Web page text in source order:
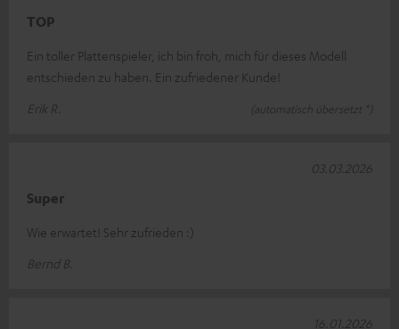
TOP
Ein toller Plattenspieler, ich bin froh, mich für dieses Modell
entschieden zu haben. Ein zufriedener Kunde!
Erik R.
(automatisch übersetzt *)
Super
Wie erwartet! Sehr zufrieden :)
Bernd B.
03.03.2026
16.01.2026